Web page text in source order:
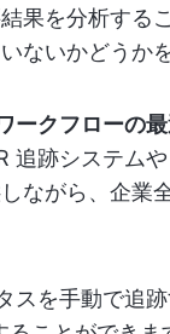
果を分析する
ないかどうか
ークフローの
追跡システム
ながら、企業
スを手動で追